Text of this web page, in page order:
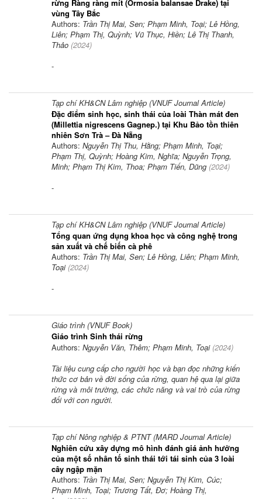
rừng Ràng ràng mít (Ormosia balansae Drake) tại
vùng Tây Bắc
Authors: Trần Thị Mai, Sen; Phạm Minh, Toại; Lê Hồng,
Liên; Phạm Thị, Quỳnh; Vũ Thục, Hiền; Lê Thị Thanh,
Thảo (2024)
-
Tạp chí KH&CN Lâm nghiệp (VNUF Journal Article)
Đặc điểm sinh học, sinh thái của loài Thàn mát đen
(Millettia nigrescens Gagnep.) tại Khu Bảo tồn thiên
nhiên Sơn Trà – Đà Nẵng
Authors: Nguyễn Thị Thu, Hằng; Phạm Minh, Toại;
Phạm Thị, Quỳnh; Hoàng Kim, Nghĩa; Nguyễn Trọng,
Minh; Phạm Thị Kim, Thoa; Phạm Tiến, Dũng (2024)
-
Tạp chí KH&CN Lâm nghiệp (VNUF Journal Article)
Tổng quan ứng dụng khoa học và công nghệ trong
sản xuất và chế biến cà phê
Authors: Trần Thị Mai, Sen; Lê Hồng, Liên; Phạm Minh,
Toại(2024)
-
Giáo trình (VNUF Book)
Giáo trình Sinh thái rừng
Authors: Nguyễn Văn, Thêm; Phạm Minh, Toại(2024)
Tài liệu cung cấp cho người học và bạn đọc những kiến
thức cơ bản về đời sống của rừng, quan hệ qua lại giữa
rừng và môi trường, các chức năng và vai trò của rừng
đối với con người.
Tạp chí Nông nghiệp & PTNT (MARD Journal Article)
Nghiên cứu xây dựng mô hình đánh giá ảnh hưởng
của một số nhân tố sinh thái tới tái sinh của 3 loài
cây ngập mặn
Authors: Trần Thị Mai, Sen; Nguyễn Thị Kim, Cúc;
Phạm Minh, Toại; Trương Tất, Đơ; Hoàng Thị,